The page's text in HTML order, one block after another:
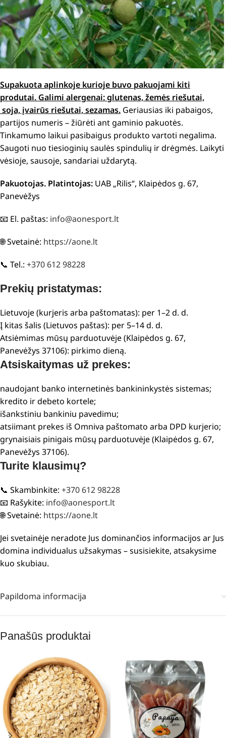
Supakuota aplinkoje kurioje buvo pakuojami kiti
produtai. Galimi alergenai: glutenas, žemės riešutai,
soja, įvairūs riešutai, sezamas. Geriausias iki pabaigos,
partijos numeris – žiūrėti ant gaminio pakuotės.
Tinkamumo laikui pasibaigus produkto vartoti negalima.
Saugoti nuo tiesioginių saulės spindulių ir drėgmės. Laikyti
vėsioje, sausoje, sandariai uždarytą.
Pakuotojas. Platintojas: UAB „Rilis“, Klaipėdos g. 67,
Panevėžys
📧 El. paštas: info@aonesport.lt
🌐 Svetainė: https://aone.lt
📞 Tel.: +370 612 98228
Prekių pristatymas:
Lietuvoje (kurjeris arba paštomatas): per 1–2 d. d.
Į kitas šalis (Lietuvos paštas): per 5–14 d. d.
Atsiėmimas mūsų parduotuvėje (Klaipėdos g. 67,
Panevėžys 37106): pirkimo dieną.
Atsiskaitymas už prekes:
naudojant banko internetinės bankininkystės sistemas;
kredito ir debeto kortele;
išankstiniu bankiniu pavedimu;
atsiimant prekes iš Omniva paštomato arba DPD kurjerio;
grynaisiais pinigais mūsų parduotuvėje (Klaipėdos g. 67,
Panevėžys 37106).
Turite klausimų?
📞 Skambinkite: +370 612 98228
📧 Rašykite: info@aonesport.lt
🌐 Svetainė: https://aone.lt
Jei svetainėje neradote Jus dominančios informacijos ar Jus
domina individualus užsakymas – susisiekite, atsakysime
kuo skubiau.
Papildoma informacija
Panašūs produktai